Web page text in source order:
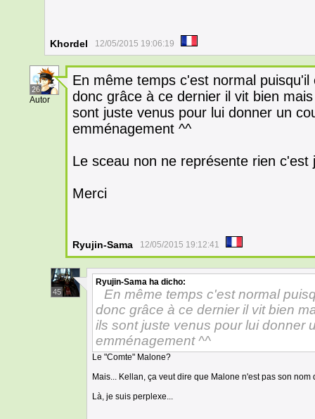
Khordel 12/05/2015 19:06:19
26
Autor
En même temps c'est normal
donc grâce à ce dernier il vit bien
sont juste venus pour lui donner un
emménagement ^^
Le sceau non ne représente rien
Merci
Ryujin-Sama 12/05/2015 19:12:41
45
Ryujin-Sama ha dicho:
En même temps c'est normal
donc grâce à ce dernier il vit bien
ils sont juste venus pour lui donner
emménagement ^^
Le "Comte" Malone?
Mais... Kellan, ça veut dire que Malone n'est pas son nom
Là, je suis perplexe...